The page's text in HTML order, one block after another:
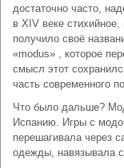
достаточно часто,
в XIV веке
получило своё
«modus» , которое
смысл этот
часть современного
Что было дальше?
Испанию. Игры с
перешагивала через
одежды, навязывала